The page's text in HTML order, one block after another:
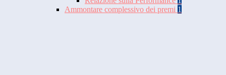
Ammontare complessivo dei premi 1